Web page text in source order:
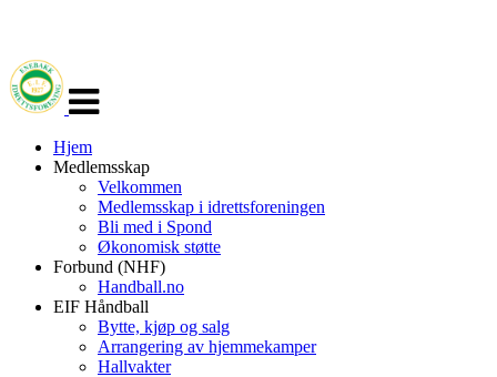
navigasjon
Hjem
Medlemsskap
Velkommen
Medlemsskap i idrettsforeningen
Bli med i Spond
Økonomisk støtte
Forbund (NHF)
Handball.no
EIF Håndball
Bytte, kjøp og salg
Arrangering av hjemmekamper
Hallvakter